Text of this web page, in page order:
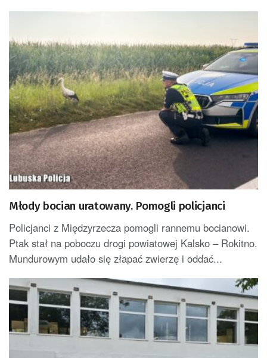
Młody bocian uratowany. Pomogli policjanci
Policjanci z Międzyrzecza pomogli rannemu bocianowi.
Ptak stał na poboczu drogi powiatowej Kalsko – Rokitno.
Mundurowym udało się złapać zwierzę i oddać...